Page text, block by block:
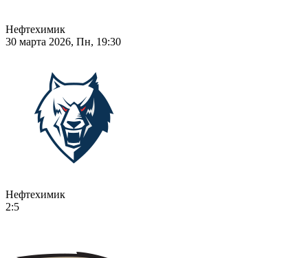
Нефтехимик
30 марта 2026, Пн, 19:30
Нефтехимик
2:5